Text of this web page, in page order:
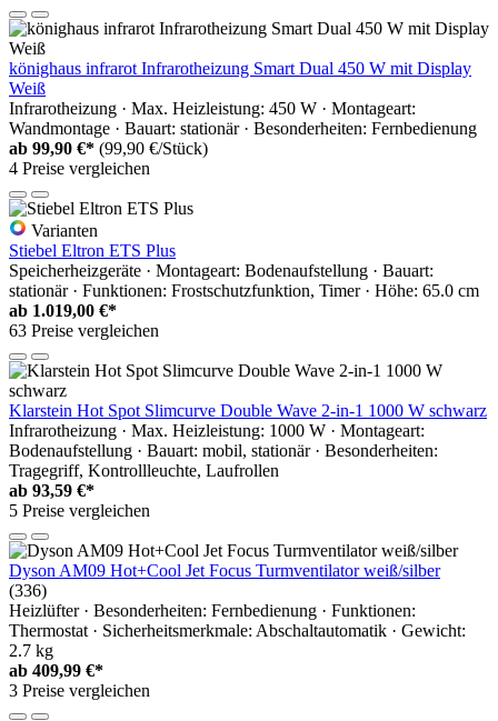
könighaus infrarot Infrarotheizung Smart Dual 450 W mit Display
Weiß
Infrarotheizung · Max. Heizleistung: 450 W · Montageart:
Wandmontage · Bauart: stationär · Besonderheiten: Fernbedienung
ab 99,90 €* (99,90 €/Stück)
4 Preise vergleichen
Varianten
Stiebel Eltron ETS Plus
Speicherheizgeräte · Montageart: Bodenaufstellung · Bauart:
stationär · Funktionen: Frostschutzfunktion, Timer · Höhe: 65.0 cm
ab 1.019,00 €*
63 Preise vergleichen
Klarstein Hot Spot Slimcurve Double Wave 2-in-1 1000 W schwarz
Infrarotheizung · Max. Heizleistung: 1000 W · Montageart:
Bodenaufstellung · Bauart: mobil, stationär · Besonderheiten:
Tragegriff, Kontrollleuchte, Laufrollen
ab 93,59 €*
5 Preise vergleichen
Dyson AM09 Hot+Cool Jet Focus Turmventilator weiß/silber
(336)
Heizlüfter · Besonderheiten: Fernbedienung · Funktionen:
Thermostat · Sicherheitsmerkmale: Abschaltautomatik · Gewicht:
2.7 kg
ab 409,99 €*
3 Preise vergleichen